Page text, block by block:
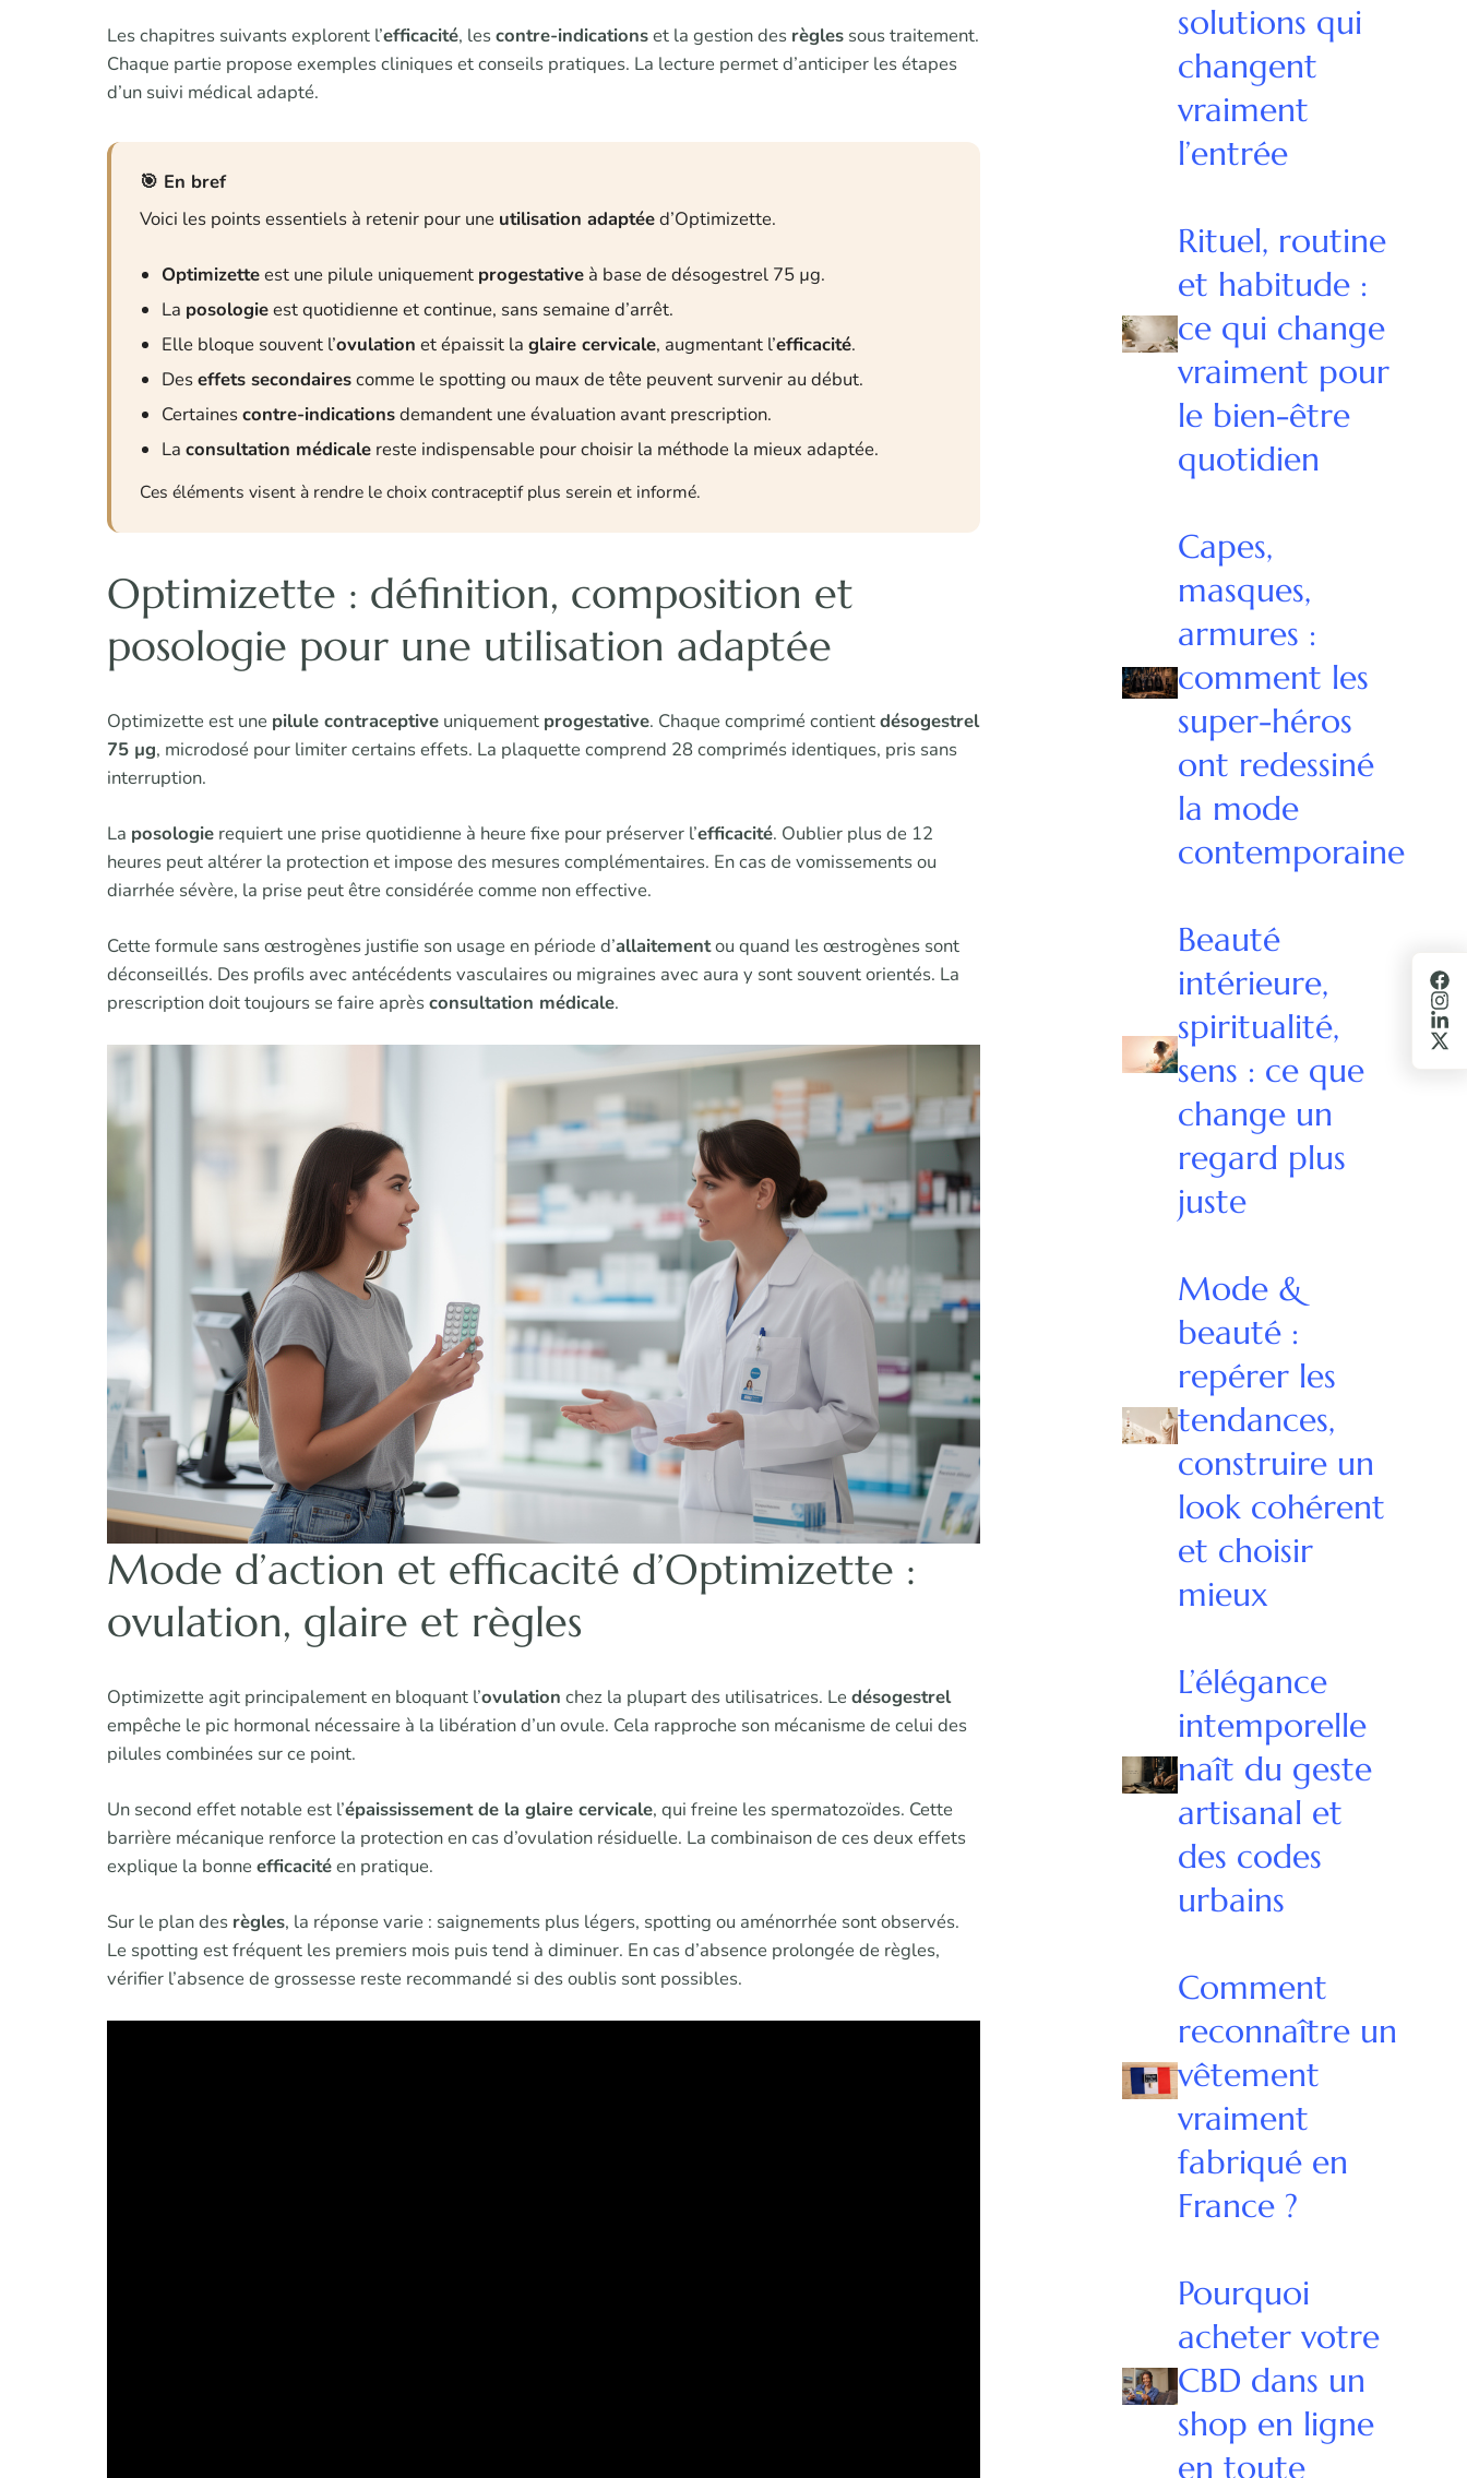
Les chapitres suivants explorent l’efficacité, lescontre-indicationset la gestion des règles sous traitement.
Chaque partie propose exemples cliniques et conseils pratiques. La lecture permet d’anticiper les étapes
d’un suivi médical adapté.
En bref
Voici les points essentiels à retenir pour une utilisation adaptéed’Optimizette.
Optimizetteest une pilule uniquement progestative à base de désogestrel 75 µg.
La posologieest quotidienne et continue, sans semaine d’arrêt.
Elle bloque souvent l’ovulation et épaissit la glaire cervicale, augmentant l’efficacité.
Deseffets secondairescomme le spotting ou maux de tête peuvent survenir au début.
Certainescontre-indicationsdemandent une évaluation avant prescription.
La consultation médicale reste indispensable pour choisir la méthode la mieux adaptée.
Ces éléments visent à rendre le choix contraceptif plus serein et informé.
Optimizette : définition, composition et
posologie pour une utilisation adaptée
Optimizette est une pilule contraceptive uniquement progestative. Chaque comprimé contientdésogestrel
75 µg, microdosé pour limiter certains effets. La plaquette comprend 28 comprimés identiques, pris sans
interruption.
La posologie requiert une prise quotidienne à heure fixe pour préserver l’efficacité. Oublier plus de 12
heures peut altérer la protection et impose des mesures complémentaires. En cas de vomissements ou
diarrhée sévère, la prise peut être considérée comme non effective.
Cette formule sans œstrogènes justifie son usage en période d’allaitementou quand les œstrogènes sont
déconseillés. Des profils avec antécédents vasculaires ou migraines avec aura y sont souvent orientés. La
prescription doit toujours se faire aprèsconsultation médicale.
Mode d’action et efficacité d’Optimizette :
ovulation, glaire et règles
Optimizette agit principalement en bloquant l’ovulation chez la plupart des utilisatrices. Le désogestrel
empêche le pic hormonal nécessaire à la libération d’un ovule. Cela rapproche son mécanisme de celui des
pilules combinées sur ce point.
Un second effet notable est l’épaississement de la glaire cervicale, qui freine les spermatozoïdes. Cette
barrière mécanique renforce la protection en cas d’ovulation résiduelle. La combinaison de ces deux effets
explique la bonne efficacitéen pratique.
Sur le plan des règles, la réponse varie : saignements plus légers, spotting ou aménorrhée sont observés.
Le spotting est fréquent les premiers mois puis tend à diminuer. En cas d’absence prolongée de règles,
vérifier l’absence de grossesse reste recommandé si des oublis sont possibles.
solutions qui
changent
vraiment
l’entrée
Rituel, routine
et habitude :
ce qui change
vraiment pour
le bien-être
quotidien
Capes,
masques,
armures :
comment les
super-héros
ont redessiné
la mode
contemporaine
Beauté
intérieure,
spiritualité,
sens : ce que
change un
regard plus
juste
Mode &
beauté :
repérer les
tendances,
construire un
look cohérent
et choisir
mieux
L’élégance
intemporelle
naît du geste
artisanal et
des codes
urbains
Comment
reconnaître un
vêtement
vraiment
fabriqué en
France ?
Pourquoi
acheter votre
CBD dans un
shop en ligne
en toute